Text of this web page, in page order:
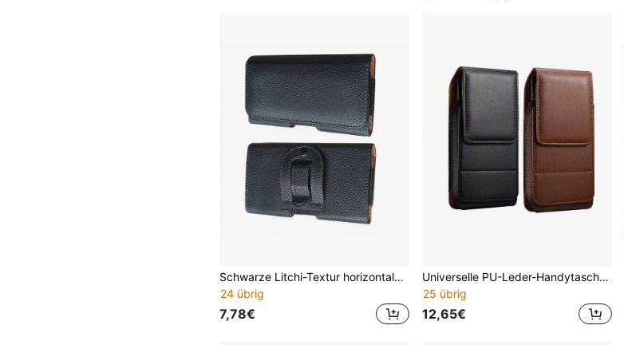
Schwarze Litchi-Textur horizontale Klapphülle Gürtel-Taillentasche für Handy Gürteltasche für Herren
24 übrig
7,78€
Universelle PU-Leder-Handytasche mit Kartenfach, mit Gürtelschlaufe, Handyhalter, Hüfttasche
25 übrig
12,65€